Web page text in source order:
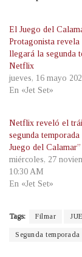
El Juego del
Protagonista revela
llegará la segunda
Netflix
jueves, 16 mayo
En «Jet Set»
Netflix reveló el
segunda temporada
Juego del Calamar”
miércoles, 27
10:30 AM
En «Jet Set»
Tags: Filmar
Segunda temporada